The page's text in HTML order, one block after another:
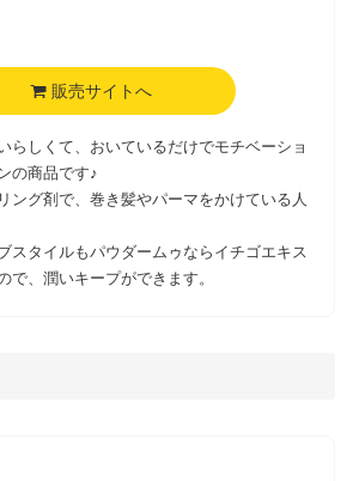
販売サイトへ
らしくて、おいているだけでモチベーショ
の商品です♪
ング剤で、巻き髪やパーマをかけている人
スタイルもパウダームゥならイチゴエキス
で、潤いキープができます。